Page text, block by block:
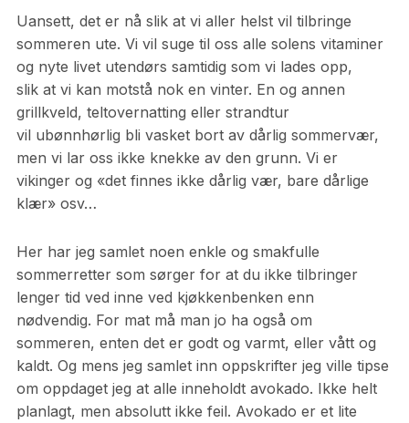
Uansett, det er nå slik at vi aller helst vil tilbringe
sommeren ute. Vi vil suge til oss alle solens vitaminer
og nyte livet utendørs samtidig som vi lades opp,
slik at vi kan motstå nok en vinter. En og annen
grillkveld, teltovernatting eller strandtur
vil ubønnhørlig bli vasket bort av dårlig sommervær,
men vi lar oss ikke knekke av den grunn. Vi er
vikinger og «det finnes ikke dårlig vær, bare dårlige
klær» osv…
Her har jeg samlet noen enkle og smakfulle
sommerretter som sørger for at du ikke tilbringer
lenger tid ved inne ved kjøkkenbenken enn
nødvendig. For mat må man jo ha også om
sommeren, enten det er godt og varmt, eller vått og
kaldt. Og mens jeg samlet inn oppskrifter jeg ville tipse
om oppdaget jeg at alle inneholdt avokado. Ikke helt
planlagt, men absolutt ikke feil. Avokado er et lite